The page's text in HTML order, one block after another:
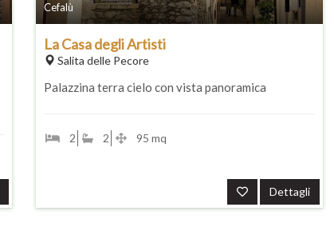
Cefalù
La Casa degli Artisti
Salita delle Pecore
Palazzina terra cielo con vista panoramica
2 2 95 mq
Dettagli